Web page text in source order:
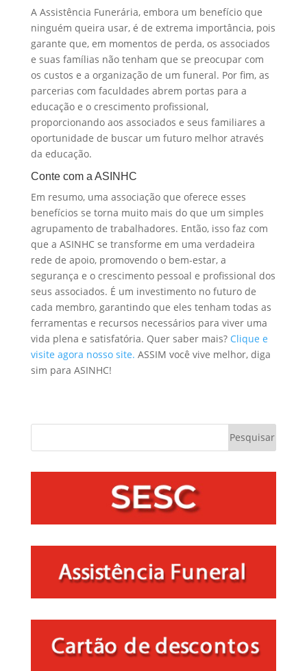
A Assistência Funerária, embora um benefício que
ninguém queira usar, é de extrema importância, pois
garante que, em momentos de perda, os associados
e suas famílias não tenham que se preocupar com
os custos e a organização de um funeral. Por fim, as
parcerias com faculdades abrem portas para a
educação e o crescimento profissional,
proporcionando aos associados e seus familiares a
oportunidade de buscar um futuro melhor através
da educação.
Conte com a ASINHC
Em resumo, uma associação que oferece esses
benefícios se torna muito mais do que um simples
agrupamento de trabalhadores. Então, isso faz com
que a ASINHC se transforme em uma verdadeira
rede de apoio, promovendo o bem-estar, a
segurança e o crescimento pessoal e profissional dos
seus associados. É um investimento no futuro de
cada membro, garantindo que eles tenham todas as
ferramentas e recursos necessários para viver uma
vida plena e satisfatória. Quer saber mais? Clique e
visite agora nosso site. ASSIM você vive melhor, diga
sim para ASINHC!